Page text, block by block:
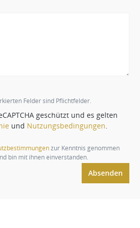
Felder sind Pflichtfelder.
geschützt und es gelten
und Nutzungsbedingungen
zur Kenntnis genommen
bin mit ihnen einverstanden.
Absenden